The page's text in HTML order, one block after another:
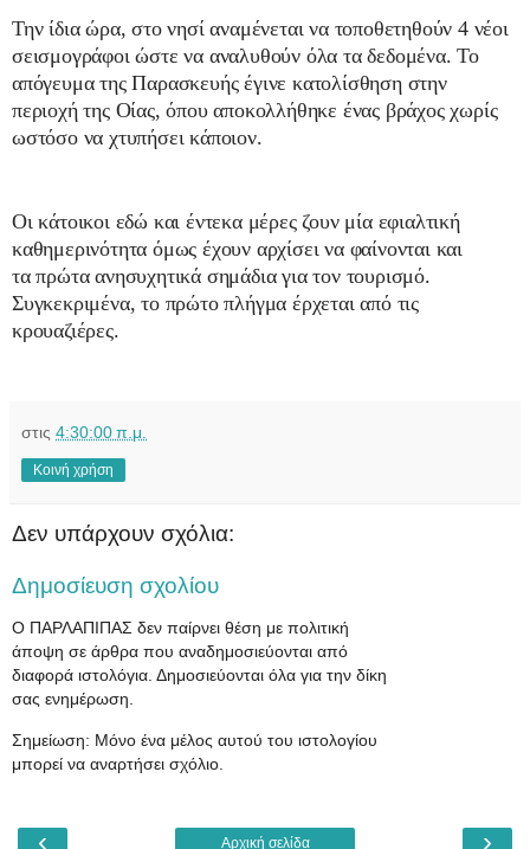
Την ίδια ώρα, στο νησί αναμένεται να τοποθετηθούν 4 νέοι
σεισμογράφοι ώστε να αναλυθούν όλα τα δεδομένα. Το
απόγευμα της Παρασκευής έγινε κατολίσθηση στην
περιοχή της Οίας, όπου αποκολλήθηκε ένας βράχος χωρίς
ωστόσο να χτυπήσει κάποιον.
Οι κάτοικοι εδώ και έντεκα μέρες ζουν μία εφιαλτική
καθημερινότητα όμως έχουν αρχίσει να φαίνονται και
τα πρώτα ανησυχητικά σημάδια για τον τουρισμό.
Συγκεκριμένα, το πρώτο πλήγμα έρχεται από τις
κρουαζιέρες.
στις 4:30:00 π.μ.
Κοινή χρήση
Δεν υπάρχουν σχόλια:
Δημοσίευση σχολίου
Ο ΠΑΡΛΑΠΙΠΑΣ δεν παίρνει θέση με πολιτική
άποψη σε άρθρα που αναδημοσιεύονται από
διαφορά ιστολόγια. Δημοσιεύονται όλα για την δίκη
σας ενημέρωση.
Σημείωση: Μόνο ένα μέλος αυτού του ιστολογίου
μπορεί να αναρτήσει σχόλιο.
‹ ›
Αρχική σελίδα